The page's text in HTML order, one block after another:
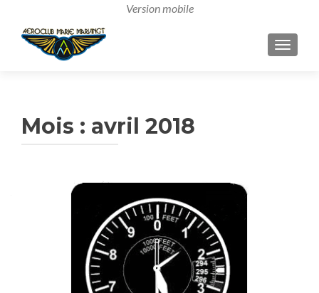
Mois : avril 2018